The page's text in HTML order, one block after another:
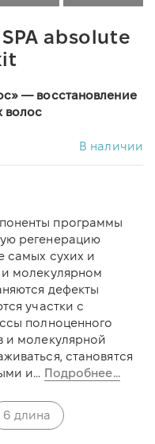
absolute
— восстановление
волос
В наличии
программы
регенерацию
самых сухих и
молекулярном
дефекты
участки с
полноценного
и молекулярной
становятся
и... Подробнее...
6 длина